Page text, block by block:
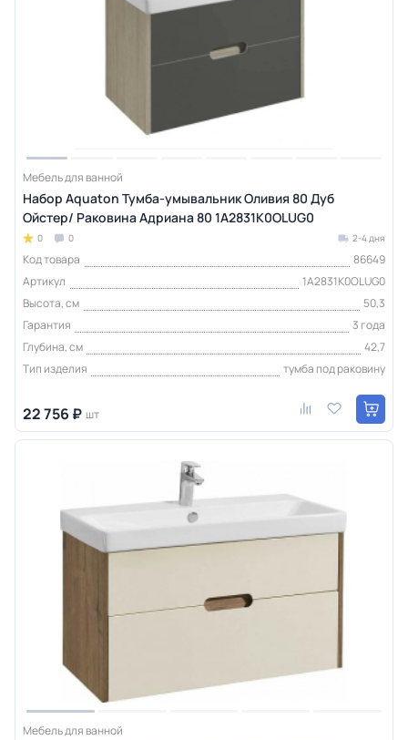
Мебель для ванной
Набор Aquaton Тумба-умывальник Оливия 80 Дуб
Ойстер/ Раковина Адриана 80 1A2831K0OLUG0
0 0 2-4 дня
Код товара
86649
Артикул
1A2831K0OLUG0
Высота, см
50,3
Гарантия
3 года
Глубина, см
42,7
Тип изделия
тумба под раковину
22 756 ₽ шт
Мебель для ванной